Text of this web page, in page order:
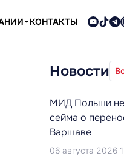
КОНТАКТЫ
Новости
МИД Польши не
сейма о
Варшаве
06 августа 2026